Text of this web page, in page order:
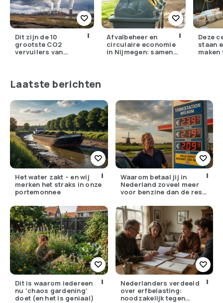
Dit zijn de 10
grootste CO2
vervuilers van
Afvalbeheer en
circulaire economie
in Nijmegen: samen
Deze
staan
maken
Laatste berichten
Het water zakt – en wij
merken het straks in onze
portemonnee
Waarom betaal jij in
Nederland zoveel meer
voor benzine dan de rest
Dit is waarom iedereen
nu ‘chaos gardening’
doet (en het is geniaal)
Nederlanders verdeeld
over erfbelasting:
noodzakelijk tegen